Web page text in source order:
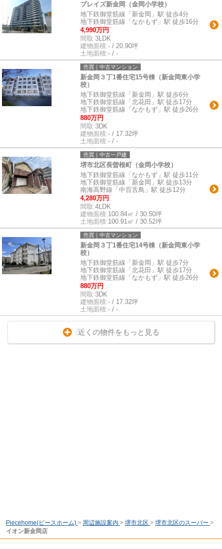
プレイズ新金岡（金岡小学校）
地下鉄御堂筋線「新金岡」駅 徒歩4分
地下鉄御堂筋線「なかもず」駅 徒歩16分
4,990万円
間取:3LDK
建物面積:- / 20.90坪
土地面積:- / -
売買｜中古マンション
新金岡３丁1番住宅15号棟（新金岡東小学
校）
地下鉄御堂筋線「新金岡」駅 徒歩6分
地下鉄御堂筋線「北花田」駅 徒歩17分
地下鉄御堂筋線「なかもず」駅 徒歩26分
880万円
間取:3DK
建物面積:- / 17.32坪
土地面積:- / -
売買｜中古一戸建
堺市北区長曽根町（金岡小学校）
地下鉄御堂筋線「なかもず」駅 徒歩11分
地下鉄御堂筋線「新金岡」駅 徒歩13分
南海高野線「中百舌鳥」駅 徒歩12分
4,280万円
間取:4LDK
建物面積:100.84㎡ / 30.50坪
土地面積:100.91㎡ / 30.52坪
売買｜中古マンション
新金岡３丁1番住宅14号棟（新金岡東小学
校）
地下鉄御堂筋線「新金岡」駅 徒歩7分
地下鉄御堂筋線「北花田」駅 徒歩17分
地下鉄御堂筋線「なかもず」駅 徒歩26分
880万円
間取:3DK
建物面積:- / 17.32坪
土地面積:- / -
近くの物件をもっと見る
Piecehome(ピースホーム) > 周辺施設案内 > 堺市北区 > 堺市北区のスーパー >
イオン新金岡店